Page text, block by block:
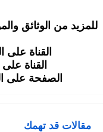
للمزيد من الوثائق
القناة على
القناة على
الصفحة على
مقالات قد تهمك